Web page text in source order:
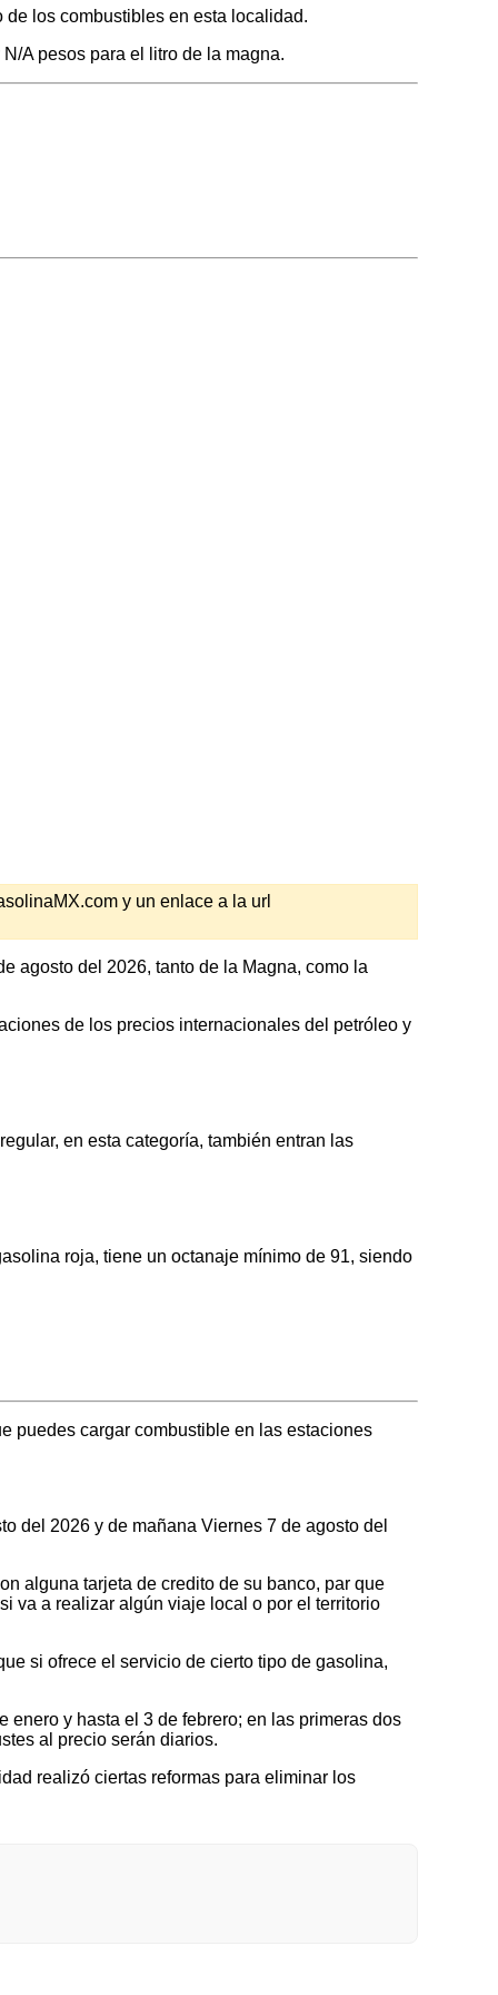
los combustibles en esta localidad.
A pesos para el litro de la magna.
y un enlace a la url
agosto del 2026, tanto de la Magna, como la
de los precios internacionales del petróleo y
en esta categoría, también entran las
roja, tiene un octanaje mínimo de 91, siendo
puedes cargar combustible en las estaciones
del 2026 y de mañana Viernes 7 de agosto del
alguna tarjeta de credito de su banco, par que
va a realizar algún viaje local o por el territorio
si ofrece el servicio de cierto tipo de gasolina,
y hasta el 3 de febrero; en las primeras dos
al precio serán diarios.
realizó ciertas reformas para eliminar los